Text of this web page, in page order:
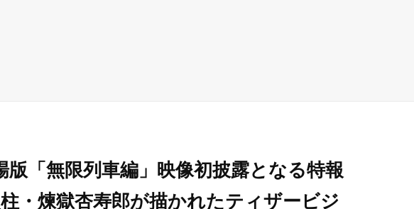
版「無限列車編」映像初披露となる特報
・煉獄杏寿郎が描かれたティザービジ